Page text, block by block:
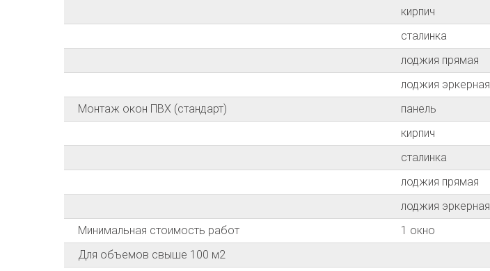
кирпич
сталинка
лоджия прямая
лоджия эркерная
Монтаж окон ПВХ (стандарт)
панель
кирпич
сталинка
лоджия прямая
лоджия эркерная
Минимальная стоимость работ
1 окно
Для объемов свыше 100 м2